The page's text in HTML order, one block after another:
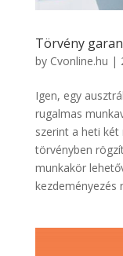
Törvény
by Cvonline.hu |
Igen, egy
rugalmas
szerint a heti
törvényben
munkakör
kezdeményezés